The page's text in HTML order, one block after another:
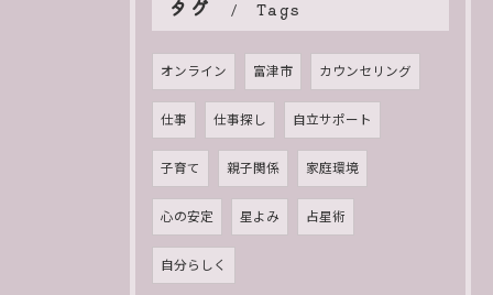
タグ Tags
オンライン 富津市 カウンセリング
仕事 仕事探し 自立サポート
子育て 親子関係 家庭環境
心の安定 星よみ 占星術
自分らしく